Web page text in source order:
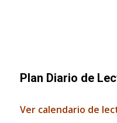
Plan Diario de
Ver calendario de